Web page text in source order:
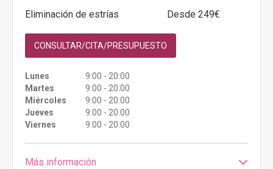
Eliminación de estrías
Desde 249€
CONSULTAR/CITA/PRESUPUESTO
Lunes
9:00 - 20:00
Martes
9:00 - 20:00
Miércoles
9:00 - 20:00
Jueves
9:00 - 20:00
Viernes
9:00 - 20:00
Más información